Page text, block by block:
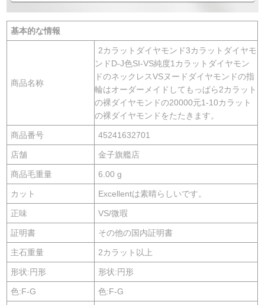
基本的な情報
商品名称
2カラットダイヤモンド3カラットダイヤモ
ンドD-J色SI-VS純度1カラットダイヤモン
ドのネックレスVSヌードダイヤモンドの指
輪はオーダーメイドしてもっぱら2カラット
の裸ダイヤモンドの20000元1-10カラット
の裸ダイヤモンドをたたきます。
商品番号 45241632701
店舗 金子旗艦店
商品毛重量 6.00 g
カット Excellentは素晴らしいです。
正味 VS/微瑕
証明書 その他の国内証明書
主石重量 2カラット以上
形状:円形 形状:円形
色:F-G 色:F-G